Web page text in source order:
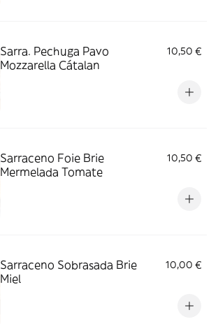
Sarra. Pechuga Pavo
Mozzarella Cátalan
10,50 €
Sarraceno Foie Brie
Mermelada Tomate
10,50 €
Sarraceno Sobrasada Brie
Miel
10,00 €